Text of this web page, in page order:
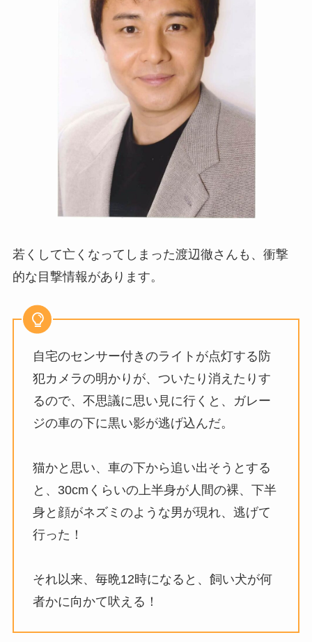
若くして亡くなってしまった渡辺徹さんも、衝撃
的な目撃情報があります。
自宅のセンサー付きのライトが点灯する防
犯カメラの明かりが、ついたり消えたりす
るので、不思議に思い見に行くと、ガレー
ジの車の下に黒い影が逃げ込んだ。
猫かと思い、車の下から追い出そうとする
と、30cmくらいの上半身が人間の裸、下半
身と顔がネズミのような男が現れ、逃げて
行った！
それ以来、毎晩12時になると、飼い犬が何
者かに向かて吠える！